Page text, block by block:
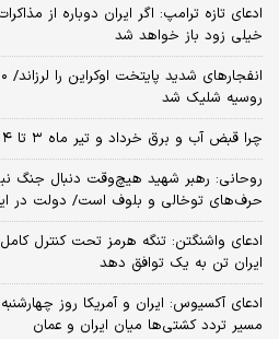
ادعای تازه ترامپ: اگر ایران دوباره از
خیلی زود باز خواهد شد
روسیه شلیک شد
چرا قبض آب و برق خرداد و تیر ماه ۳ تا ۴ برابر شده است؟
روحانی: رهبر شهید هیچ‌وقت دنبال جنگ
حرف‌های توخالی و بلوف است/ دولت در این ۱۴ ماه کار بزرگی کرده
ادعای واشنگتن: تنگه هرمز تحت کنترل کامل
ایران تن به یک توافق دهد
ادعای آکسیوس: ایران و آمریکا روز
مسیر تردد کشتی‌ها میان ایران و عمان